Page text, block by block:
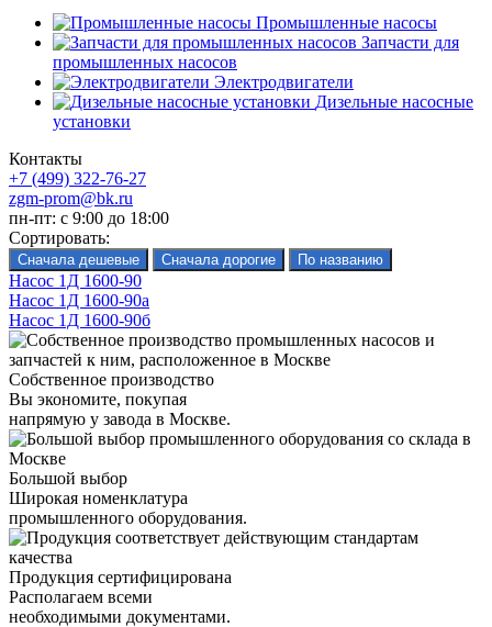
Промышленные насосы
Запчасти для
промышленных насосов
Электродвигатели
Дизельные насосные
установки
Контакты
+7 (499) 322-76-27
zgm-prom@bk.ru
пн-пт: с 9:00 до 18:00
Сортировать:
Насос 1Д 1600-90
Насос 1Д 1600-90а
Насос 1Д 1600-90б
Собственное производство
Вы экономите, покупая
напрямую у завода в Москве.
Большой выбор
Широкая номенклатура
промышленного оборудования.
Продукция сертифицирована
Располагаем всеми
необходимыми документами.